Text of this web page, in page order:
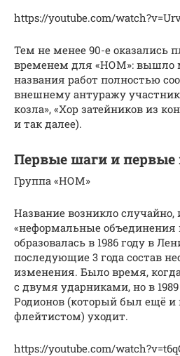
https://youtube.com/
Тем не менее 90-е оказались
временем для «НОМ»: вышло
названия работ полностью
внешнему антуражу
козла», «Хор затейников из
и так далее).
Первые шаги и первые
Группа «НОМ»
Название возникло случайно,
«неформальные объединения
образовалась в 1986 году в
последующие 3 года состав
изменения. Было время,
с двумя ударниками, но в
Родионов (который был ещё
флейтистом) уходит.
https://youtube.com/